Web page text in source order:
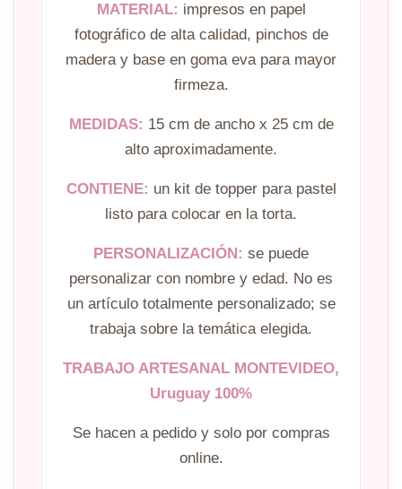
MATERIAL: impresos en papel
fotográfico de alta calidad, pinchos de
madera y base en goma eva para mayor
firmeza.
MEDIDAS: 15 cm de ancho x 25 cm de
alto aproximadamente.
CONTIENE: un kit de topper para pastel
listo para colocar en la torta.
PERSONALIZACIÓN: se puede
personalizar con nombre y edad. No es
un artículo totalmente personalizado; se
trabaja sobre la temática elegida.
TRABAJO ARTESANAL MONTEVIDEO,
Uruguay 100%
Se hacen a pedido y solo por compras
online.